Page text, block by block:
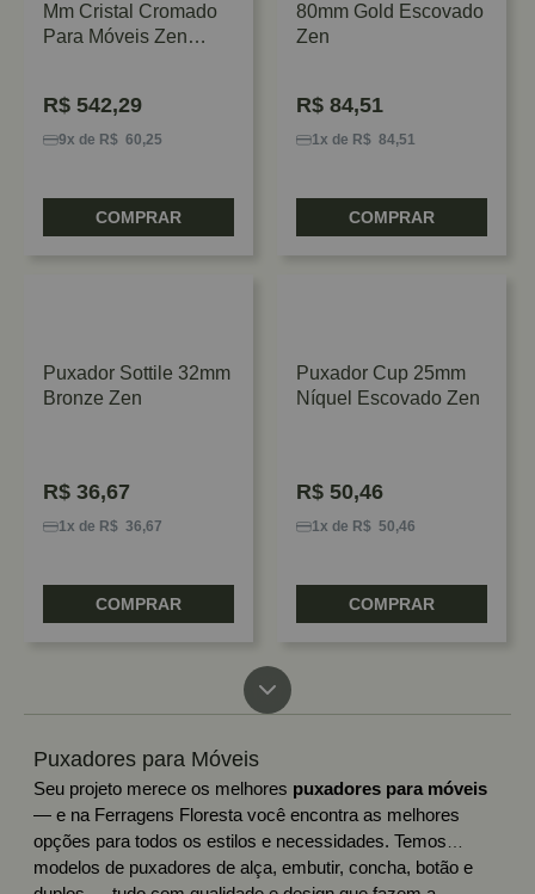
Mm Cristal Cromado
Para Móveis Zen
R$ 542,29
9x de R$ 60,25
COMPRAR
80mm Gold Escovado
Zen
R$ 84,51
1x de R$ 84,51
COMPRAR
Puxador Sottile 32mm
Bronze Zen
R$ 36,67
1x de R$ 36,67
COMPRAR
Puxador Cup 25mm
Níquel Escovado Zen
R$ 50,46
1x de R$ 50,46
COMPRAR
Puxadores para Móveis
Seu projeto merece os melhores puxadores para móveis
— e na Ferragens Floresta você encontra as melhores
opções para todos os estilos e necessidades. Temos
modelos de puxadores de alça, embutir, concha, botão e